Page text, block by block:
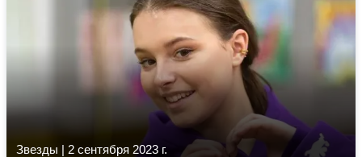
Звезды | 2 сентября 2023 г.